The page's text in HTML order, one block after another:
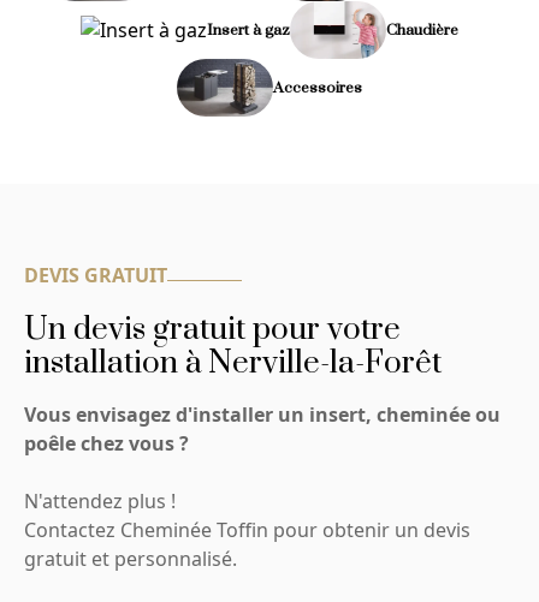
Insert à gaz Chaudière
Accessoires
DEVIS GRATUIT
Un devis gratuit pour votre
installation à Nerville-la-Forêt
Vous envisagez d'installer un insert, cheminée ou
poêle chez vous ?
N'attendez plus !
Contactez Cheminée Toffin pour obtenir un devis
gratuit et personnalisé.